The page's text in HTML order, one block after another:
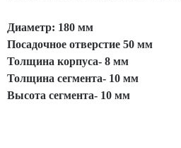
Диаметр: 180 мм
Посадочное отверстие 50 мм
Толщина корпуса- 8 мм
Толщина сегмента- 10 мм
Высота сегмента- 10 мм